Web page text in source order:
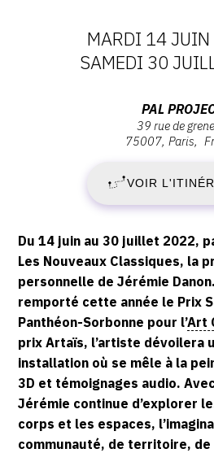
CGU
SUIVEZ-
:
14
-
30
MARDI 14
SAMEDI 30
de
grenelle,
75007
Paris
PAL
39 rue de
75007 Paris
VOIR
Description,
horaires...
Du 14 juin au 30 juillet 2022,
Les Nouveaux Classiques, la
personnelle de Jérémie
remporté cette année le Prix
Panthéon-Sorbonne pour l’Art
prix Artaïs, l’artiste dévoilera
installation où se mêle à la
3D et témoignages audio.
Jérémie continue d’explorer
corps et les espaces,
communauté, de territoire, de